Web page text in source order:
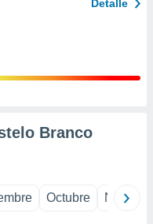
Detalle
Branco
Octubre